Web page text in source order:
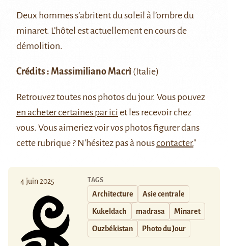
Deux hommes s’abritent du soleil à l’ombre du
minaret. L’hôtel est actuellement en cours de
démolition.
Crédits : Massimiliano Macrì (Italie)
Retrouveztoutes nos photos du jour. Vous pouvez
en acheter certaines par ici et les recevoir chez
vous. Vous aimeriez voir vos photos figurer dans
cette rubrique ? N'hésitez pas à nouscontacter."
4 juin 2025 TAGS
Architecture Asie centrale
Kukeldach madrasa Minaret
Ouzbékistan Photo du Jour